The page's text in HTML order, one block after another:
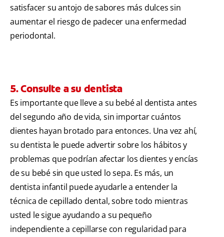
satisfacer su antojo de sabores más dulces sin
aumentar el riesgo de padecer una enfermedad
periodontal.
5. Consulte a su dentista
Es importante que lleve a su bebé al dentista antes
del segundo año de vida, sin importar cuántos
dientes hayan brotado para entonces. Una vez ahí,
su dentista le puede advertir sobre los hábitos y
problemas que podrían afectar los dientes y encías
de su bebé sin que usted lo sepa. Es más, un
dentista infantil puede ayudarle a entender la
técnica de cepillado dental, sobre todo mientras
usted le sigue ayudando a su pequeño
independiente a cepillarse con regularidad para